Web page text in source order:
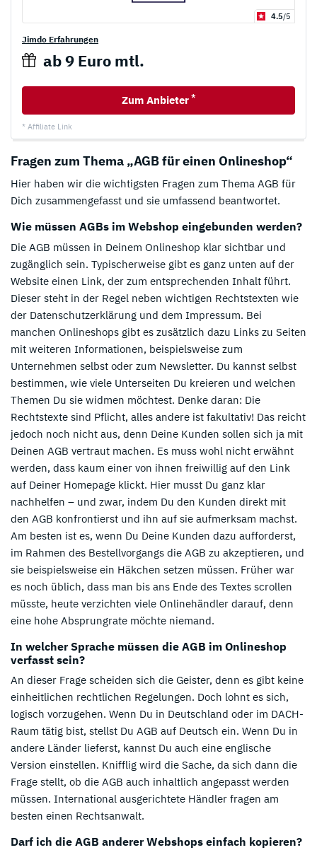
4.5/5
Jimdo Erfahrungen
ab 9 Euro mtl.
Zum Anbieter *
* Affiliate Link
Fragen zum Thema „AGB für einen Onlineshop“
Hier haben wir die wichtigsten Fragen zum Thema AGB für
Dich zusammengefasst und sie umfassend beantwortet.
Wie müssen AGBs im Webshop eingebunden werden?
Die AGB müssen in Deinem Onlineshop klar sichtbar und
zugänglich sein. Typischerweise gibt es ganz unten auf der
Website einen Link, der zum entsprechenden Inhalt führt.
Dieser steht in der Regel neben wichtigen Rechtstexten wie
der Datenschutzerklärung und dem Impressum. Bei
manchen Onlineshops gibt es zusätzlich dazu Links zu Seiten
mit weiteren Informationen, beispielsweise zum
Unternehmen selbst oder zum Newsletter. Du kannst selbst
bestimmen, wie viele Unterseiten Du kreieren und welchen
Themen Du sie widmen möchtest. Denke daran: Die
Rechtstexte sind Pflicht, alles andere ist fakultativ! Das reicht
jedoch noch nicht aus, denn Deine Kunden sollen sich ja mit
Deinen AGB vertraut machen. Es muss wohl nicht erwähnt
werden, dass kaum einer von ihnen freiwillig auf den Link
auf Deiner Homepage klickt. Hier musst Du ganz klar
nachhelfen – und zwar, indem Du den Kunden direkt mit
den AGB konfrontierst und ihn auf sie aufmerksam machst.
Am besten ist es, wenn Du Deine Kunden dazu aufforderst,
im Rahmen des Bestellvorgangs die AGB zu akzeptieren, und
sie beispielsweise ein Häkchen setzen müssen. Früher war
es noch üblich, dass man bis ans Ende des Textes scrollen
müsste, heute verzichten viele Onlinehändler darauf, denn
eine hohe Absprungrate möchte niemand.
In welcher Sprache müssen die AGB im Onlineshop
verfasst sein?
An dieser Frage scheiden sich die Geister, denn es gibt keine
einheitlichen rechtlichen Regelungen. Doch lohnt es sich,
logisch vorzugehen. Wenn Du in Deutschland oder im DACH-
Raum tätig bist, stellst Du AGB auf Deutsch ein. Wenn Du in
andere Länder lieferst, kannst Du auch eine englische
Version einstellen. Knifflig wird die Sache, da sich dann die
Frage stellt, ob die AGB auch inhaltlich angepasst werden
müssen. International ausgerichtete Händler fragen am
besten einen Rechtsanwalt.
Darf ich die AGB anderer Webshops einfach kopieren?